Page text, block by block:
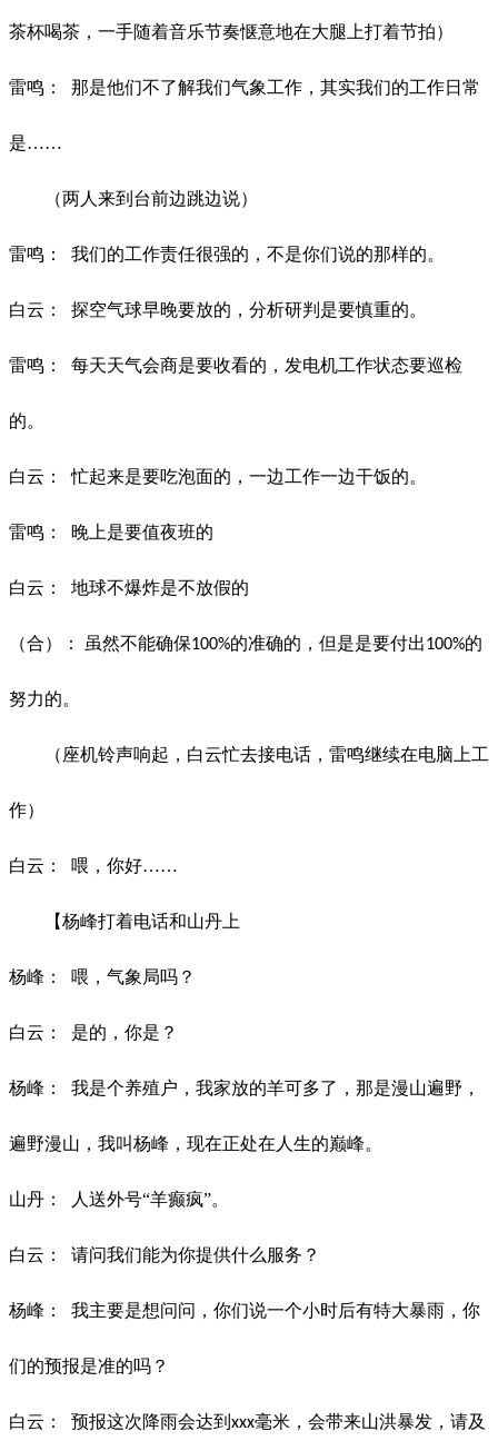
茶杯喝茶，一手随着音乐节奏惬意地在大腿上打着节拍）
雷鸣： 那是他们不了解我们气象工作，其实我们的工作日常
是……
（两人来到台前边跳边说）
雷鸣： 我们的工作责任很强的，不是你们说的那样的。
白云： 探空气球早晚要放的，分析研判是要慎重的。
雷鸣： 每天天气会商是要收看的，发电机工作状态要巡检
的。
白云： 忙起来是要吃泡面的，一边工作一边干饭的。
雷鸣： 晚上是要值夜班的
白云： 地球不爆炸是不放假的
（合）： 虽然不能确保100%的准确的，但是是要付出100%的
努力的。
（座机铃声响起，白云忙去接电话，雷鸣继续在电脑上工
作）
白云： 喂，你好……
【杨峰打着电话和山丹上
杨峰： 喂，气象局吗？
白云： 是的，你是？
杨峰： 我是个养殖户，我家放的羊可多了，那是漫山遍野，
遍野漫山，我叫杨峰，现在正处在人生的巅峰。
山丹： 人送外号“羊癫疯”。
白云： 请问我们能为你提供什么服务？
杨峰： 我主要是想问问，你们说一个小时后有特大暴雨，你
们的预报是准的吗？
白云： 预报这次降雨会达到 xxx毫米，会带来山洪暴发，请及